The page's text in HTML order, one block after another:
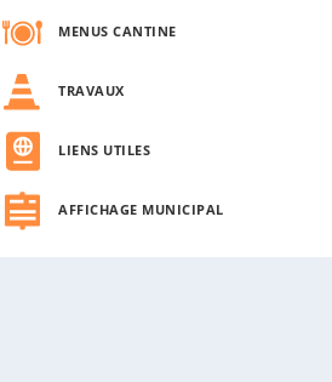
MENUS CANTINE
TRAVAUX
LIENS UTILES
AFFICHAGE MUNICIPAL